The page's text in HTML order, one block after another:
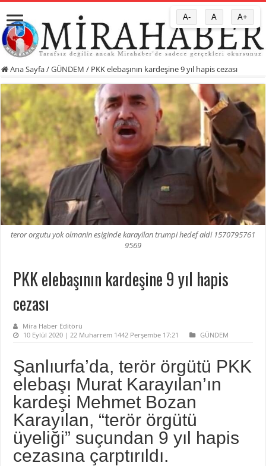
Ana Sayfa/GÜNDEM / PKK elebaşının kardeşine 9 yıl hapis cezası
teror orgutu yok olmanin esiginde karayilan trumpi hedef aldi 1570795761
9569
PKK elebaşının kardeşine 9 yıl hapis
cezası
Mira Haber Editörü
10 Eylül 2020 | 22 Muharrem 1442 Perşembe 17:21
GÜNDEM
Şanlıurfa’da, terör örgütü PKK
elebaşı Murat Karayılan’ın
kardeşi Mehmet Bozan
Karayılan, “terör örgütü
üyeliği” suçundan 9 yıl hapis
cezasına çarptırıldı.
A- A A+